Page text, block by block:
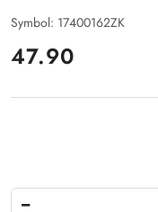
Symbol: 17400162ZK
cena:
47.90